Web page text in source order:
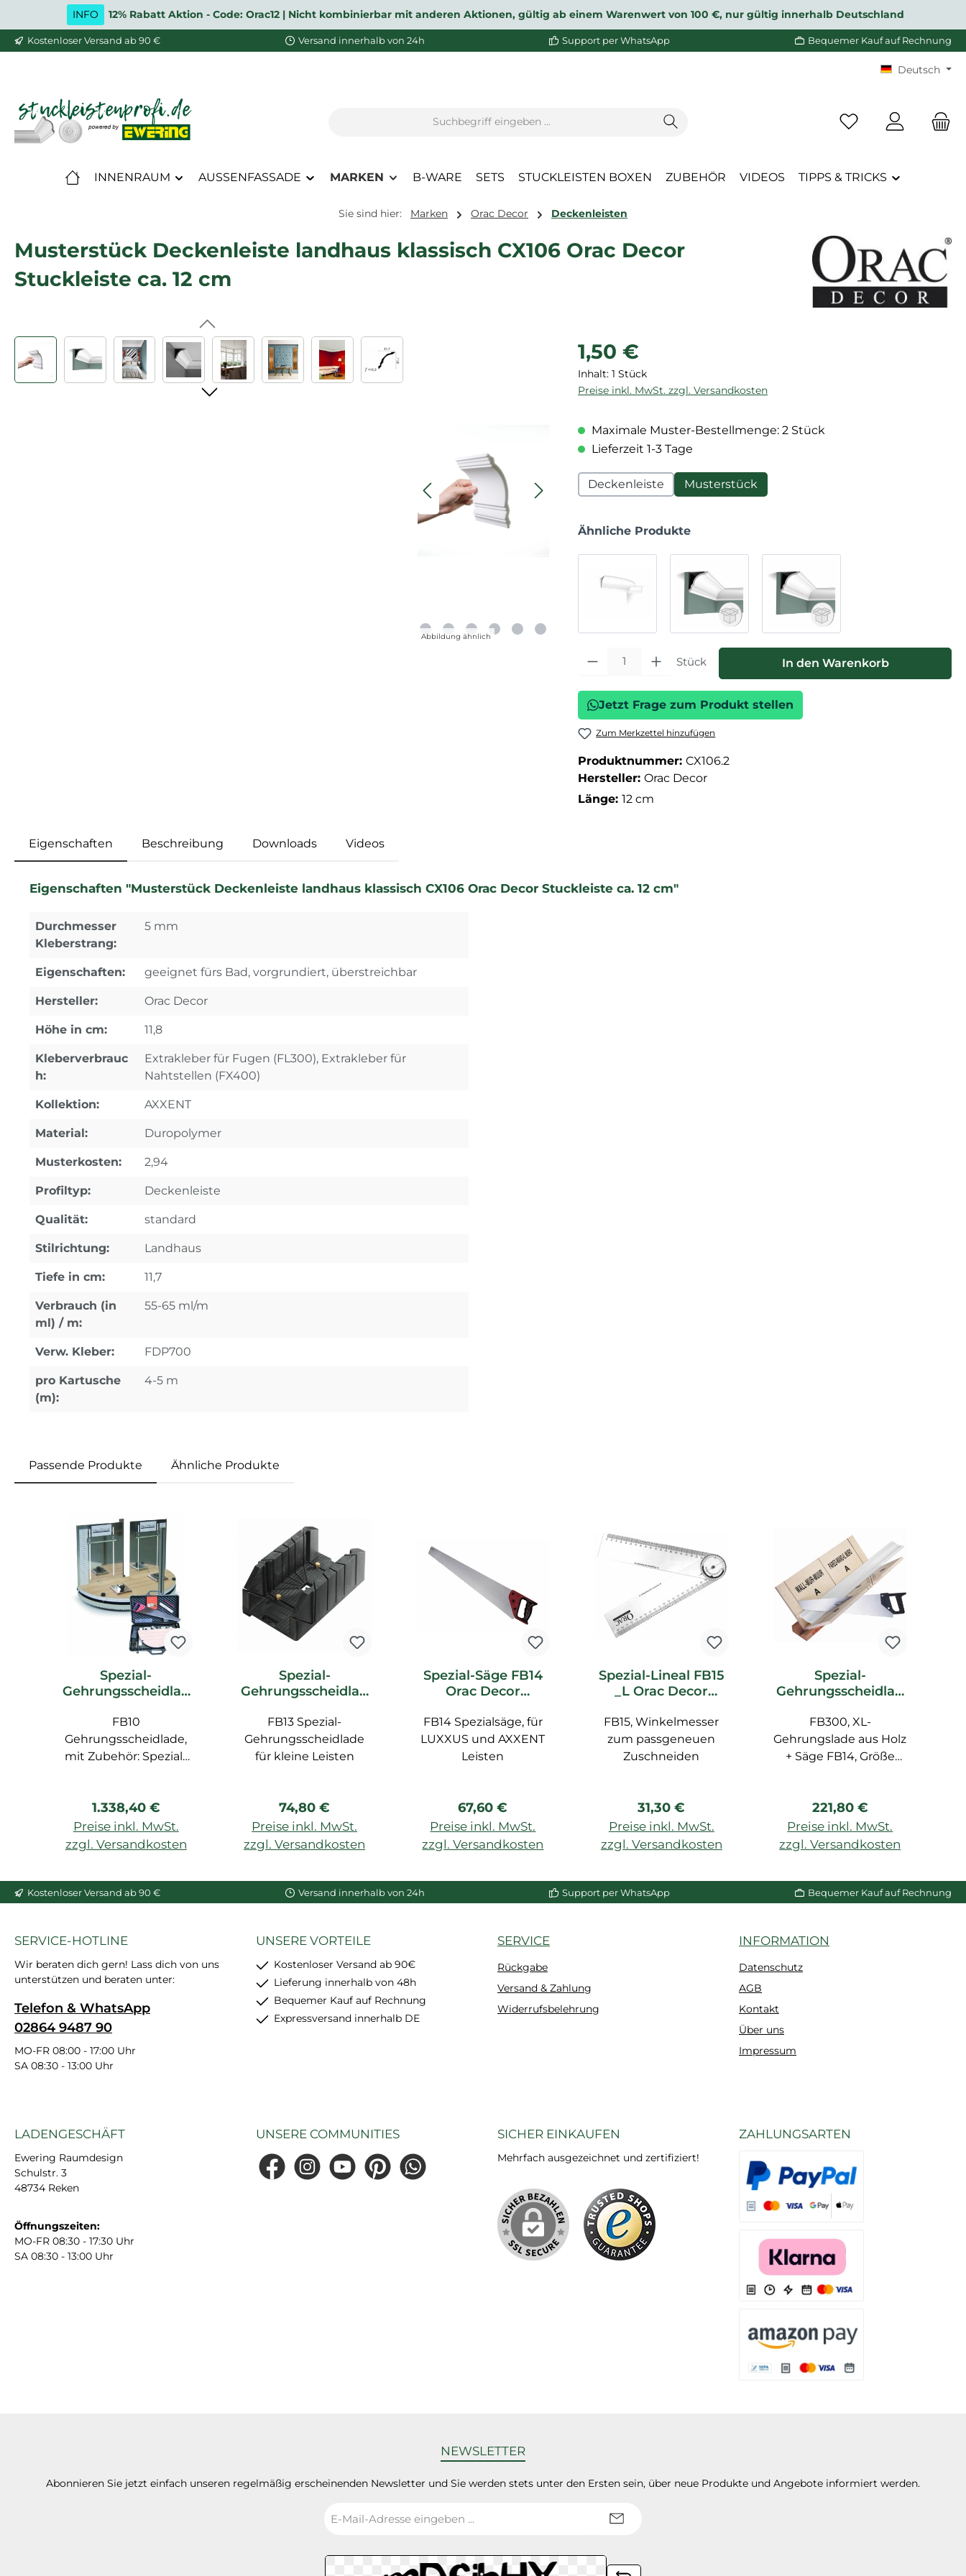
Hauptinhalt springen
Zur Suche springen
Zur Hauptnavigation springen
INFO 12% Rabatt Aktion - Code: Orac12 | Nicht kombinierbar mit anderen Aktionen, gültig ab einem Warenwert von 100 €, nur gültig innerhalb Deutschland
Kostenloser Versand ab 90 € Versand innerhalb von 24h Support per WhatsApp Bequemer Kauf auf Rechnung
Deutsch
Du hast 0 Produkte
INNENRAUM AUSSENFASSADE MARKEN B-WARE SETS STUCKLEISTEN BOXEN ZUBEHÖR VIDEOS TIPPS & TRICKS
Sie sind hier: Marken Orac Decor Deckenleisten
Musterstück Deckenleiste landhaus klassisch CX106 Orac Decor
Stuckleiste ca. 12 cm
Bildergalerie überspringen
Abbildung ähnlich
Regulärer Preis:
1,50 €
Inhalt: 1 Stück
Preise inkl. MwSt. zzgl. Versandkosten
Maximale Muster-Bestellmenge: 2 Stück
Lieferzeit 1-3 Tage
Deckenleiste Musterstück
Ähnliche Produkte
Produkt Anzahl: Gib den gewünschten Wert ein oder benutze die
Stück In den Warenkorb
Jetzt Frage zum Produkt stellen
Zum Merkzettel hinzufügen
Produktnummer: CX106.2
Hersteller: Orac Decor
Länge: 12 cm
Eigenschaften Beschreibung Downloads Videos
Eigenschaften "Musterstück Deckenleiste landhaus klassisch CX106 Orac Decor Stuckleiste ca. 12 cm"
Durchmesser
Kleberstrang:
5 mm
Eigenschaften: geeignet fürs Bad, vorgrundiert, überstreichbar
Hersteller: Orac Decor
Höhe in cm: 11,8
Kleberverbrauc
h:
Extrakleber für Fugen (FL300), Extrakleber für
Nahtstellen (FX400)
Kollektion: AXXENT
Material: Duropolymer
Musterkosten: 2,94
Profiltyp: Deckenleiste
Qualität: standard
Stilrichtung: Landhaus
Tiefe in cm: 11,7
Verbrauch (in
ml) / m:
55-65 ml/m
Verw. Kleber: FDP700
pro Kartusche
(m):
4-5 m
Passende Produkte Ähnliche Produkte
Spezial-
Gehrungsscheidlad
Zubehör
FB10
Gehrungsscheidlade,
mit Zubehör: Spezial-
FB15
Regulärer Preis:
1.338,40 €
Preise inkl. MwSt.
zzgl. Versandkosten
Spezial-
Gehrungsscheidlad
Zubehör
FB13 Spezial-
Gehrungsscheidlade
für kleine Leisten
Regulärer Preis:
74,80 €
Preise inkl. MwSt.
zzgl. Versandkosten
Spezial-Säge FB14
Orac Decor
FB14 Spezialsäge, für
LUXXUS und AXXENT
Leisten
Regulärer Preis:
67,60 €
Preise inkl. MwSt.
zzgl. Versandkosten
Spezial-Lineal FB15
_L Orac Decor
FB15, Winkelmesser
zum passgeneuen
Zuschneiden
Regulärer Preis:
31,30 €
Preise inkl. MwSt.
zzgl. Versandkosten
Spezial-
Gehrungsscheidlad
Zubehör
FB300, XL-
Gehrungslade aus Holz
+ Säge FB14, Größe
Regulärer Preis:
221,80 €
Preise inkl. MwSt.
zzgl. Versandkosten
Kostenloser Versand ab 90 € Versand innerhalb von 24h Support per WhatsApp Bequemer Kauf auf Rechnung
SERVICE-HOTLINE
Wir beraten dich gern! Lass dich von uns
unterstützen und beraten unter:
Telefon & WhatsApp
02864 9487 90
MO-FR 08:00 - 17:00 Uhr
SA 08:30 - 13:00 Uhr
UNSERE VORTEILE
Kostenloser Versand ab 90€
Lieferung innerhalb von 48h
Bequemer Kauf auf Rechnung
Expressversand innerhalb DE
SERVICE
Rückgabe
Versand & Zahlung
Widerrufsbelehrung
INFORMATION
Datenschutz
AGB
Kontakt
Über uns
Impressum
LADENGESCHÄFT
Ewering Raumdesign
Schulstr. 3
48734 Reken
Öffnungszeiten:
MO-FR 08:30 - 17:30 Uhr
SA 08:30 - 13:00 Uhr
UNSERE COMMUNITIES
FacebookInstagramYouTubePinterestWhatsApp
SICHER EINKAUFEN
Mehrfach ausgezeichnet und zertifiziert!
ZAHLUNGSARTEN
NEWSLETTER
Abonnieren Sie jetzt einfach unseren regelmäßig erscheinenden Newsletter und Sie werden stets unter den Ersten sein, über neue Produkte und Angebote informiert werden.
Mail-
*